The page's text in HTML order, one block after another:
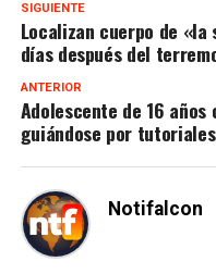
SIGUIENTE
Localizan cuerpo de
días después del
ANTERIOR
Adolescente de 16
guiándose por
Notifalcon